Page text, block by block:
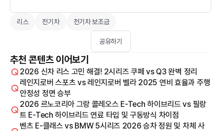
리스 전기차 전기차 보조금
공유하기
추천 콘텐츠 이어보기
2026 신차 리스 고민 해결! 2시리즈 쿠페 vs Q3 완벽 정리
레인지로버 스포츠 vs 레인지로버 벨라 2025 연비 효율과 주행
안정성 정면 승부
2026 르노코리아 그랑 콜레오스 E-Tech 하이브리드 vs 필랑
트 E-Tech 하이브리드 연료 타입 및 구동방식 차이점
벤츠 E-클래스 vs BMW 5시리즈 2026 승차 정원 및 차체 사